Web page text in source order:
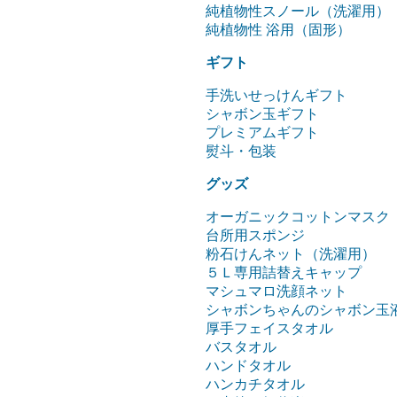
純植物性スノール（洗濯用）
純植物性 浴用（固形）
ギフト
手洗いせっけんギフト
シャボン玉ギフト
プレミアムギフト
熨斗・包装
グッズ
オーガニックコットンマスク
台所用スポンジ
粉石けんネット（洗濯用）
５Ｌ専用詰替えキャップ
マシュマロ洗顔ネット
シャボンちゃんのシャボン玉
厚手フェイスタオル
バスタオル
ハンドタオル
ハンカチタオル